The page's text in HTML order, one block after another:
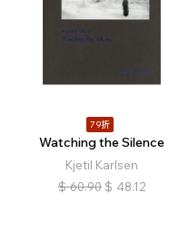
79折
Watching the Silence
Kjetil Karlsen
$ 60.90 $ 48.12